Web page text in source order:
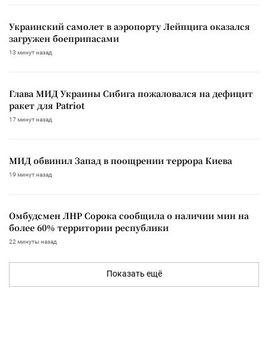
Украинский самолет в аэропорту Лейпцига оказался
загружен боеприпасами
13 минут назад
Глава МИД Украины Сибига пожаловался на дефицит
ракет для Patriot
17 минут назад
МИД обвинил Запад в поощрении террора Киева
19 минут назад
Омбудсмен ЛНР Сорока сообщила о наличии мин на
более 60% территории республики
22 минуты назад
Показать ещё